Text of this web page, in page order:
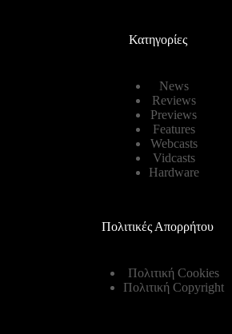
Κατηγορίες
News
Reviews
Previews
Features
Webcasts
Vidcasts
Hardware
Πολιτικές Απορρήτου
Πολιτική Cookies
Πολιτική Copyright